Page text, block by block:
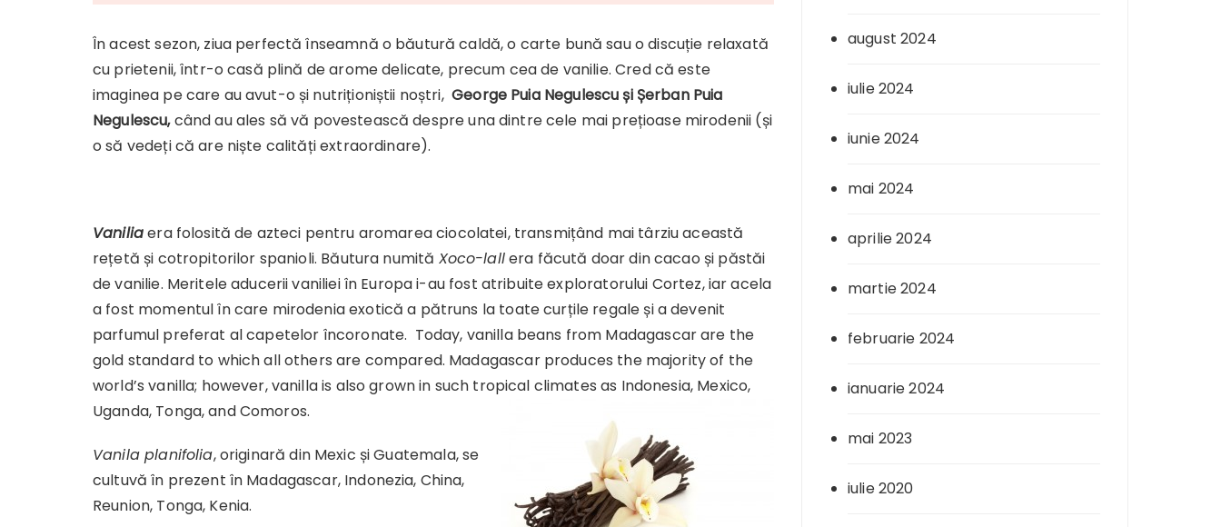
În acest sezon, ziua perfectă înseamnă o băutură caldă, o carte bună sau o discuție relaxată
cu prietenii, într-o casă plină de arome delicate, precum cea de vanilie. Cred că este
imaginea pe care au avut-o și nutriționiștii noștri,George Puia Negulescu și Șerban Puia
Negulescu,când au ales să vă povestească despre una dintre cele mai prețioase mirodenii (și
o să vedeți că are niște calități extraordinare).
Vaniliaera folosită de azteci pentru aromarea ciocolatei, transmițând mai târziu această
rețetă și cotropitorilor spanioli. Băutura numită Xoco-lallera făcută doar din cacao și păstăi
de vanilie. Meritele aducerii vaniliei în Europa i-au fost atribuite exploratorului Cortez, iar acela
a fost momentul în care mirodenia exotică a pătruns la toate curțile regale și a devenit
parfumul preferat al capetelor încoronate. Today, vanilla beans from Madagascar are the
gold standard to which all others are compared. Madagascar produces the majority of the
world’s vanilla; however, vanilla is also grown in such tropical climates as Indonesia, Mexico,
Uganda, Tonga, and Comoros.
Vanila planifolia, originară din Mexic și Guatemala, se
cultuvă în prezent în Madagascar, Indonezia, China,
Reunion, Tonga, Kenia.
august 2024
iulie 2024
iunie 2024
mai 2024
aprilie 2024
martie 2024
februarie 2024
ianuarie 2024
mai 2023
iulie 2020